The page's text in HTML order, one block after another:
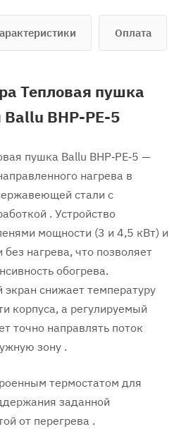
Оплата
Тепловая пушка
Ballu BHP-PE-5
пушка Ballu BHP‑PE‑5 —
нагрева в
стали с
. Устройство
мощности (3 и 4,5 кВт) и
нагрева, что позволяет
обогрева.
экран снижает температуру
корпуса, а регулируемый
точно направлять поток
зону .
термостатом для
заданной
от перегрева .